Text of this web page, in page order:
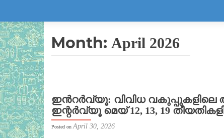
Month: April 2026
ഇൻറർവ്യൂ: വിവിധ വകുപ്പുകളിലെ
ഇന്റർവ്യൂ മെയ് 12, 13, 19
Posted on April 30, 2026